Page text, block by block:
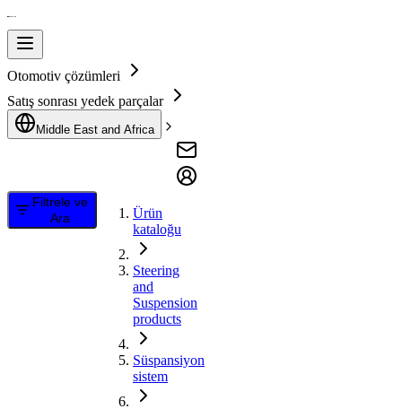
Otomotiv çözümleri
Satış sonrası yedek parçalar
Middle East and Africa
Filtrele ve
Ara
Ürün
kataloğu
Steering
and
Suspension
products
Süspansiyon
sistem